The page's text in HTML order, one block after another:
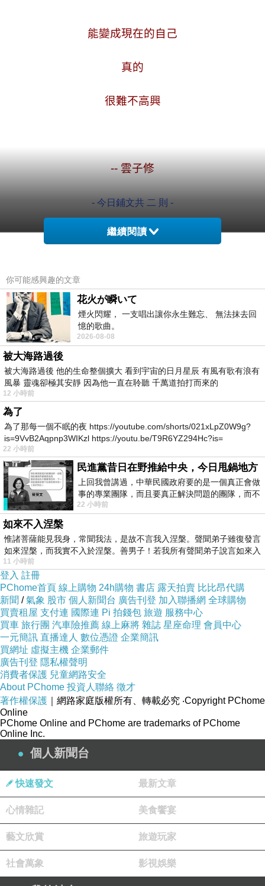
能變成現在的自己
真的
很難不高興
-- 雲子修
- 今日鋪文共 二 則 -
圖文原創，請勿轉載抄襲
.
上一篇：天天玩著虛假的遊戲
下一篇：弱者 才需要 證明自己
繼續閱讀
你可能感興趣的文章
花火が瞬いて
煙火閃耀， 一支唱出讓你永生難忘、 無法抹去回
憶的歌曲。
2026-08-08
被大海路過後
被大海路過後 他的生命整個擴大 看到宇宙的日月星辰 有風有歌有浪有
風暴 靈魂卻極其安靜 因為他一直在聆聽 千萬道拍打而來的
12 小時前
為了
為了那每一個不眠的夜 https://youtube.com/shorts/021xLpZ0W9g?
is=9VvB2Aqpnp3WIKzl https://youtu.be/T9R6YZ294Hc?is=
22 小時前
民進黨昔日在野推給中央，今日甩鍋地方
上回我曾講過，中華民國政府要的是一個真正會做
事的專業團隊，而且要真正解決問題的團隊，而不
是只會到處甩鍋的雙標團隊，最近民進黨
22 小時前
如來不入涅槃
惟諸菩薩能見我身，常聞我法，是故不言我入涅槃。聲聞弟子雖復發言
如來涅槃，而我實不入於涅槃。善男子！若我所有聲聞弟子說言如來入
11 小時前
登入 註冊
PChome首頁 線上購物 24h購物 書店 露天拍賣 比比昂代購
新聞 /氣象 股市 個人新聞台 廣告刊登 加入聯播網 全球購物
買賣租屋 支付連 國際連 Pi 拍錢包 旅遊 服務中心
買車 旅行團 汽車險推薦 線上麻將 雜誌 星座命理 會員中心
一元簡訊 直播達人 數位憑證 企業簡訊
買網址 虛擬主機 企業郵件
廣告刊登 隱私權聲明
消費者保護 兒童網路安全
About PChome 投資人聯絡 徵才
著作權保護 ｜網路家庭版權所有、轉載必究 ‧Copyright PChome
Online
PChome Online and PChome are trademarks of PChome
Online Inc.
個人新聞台
快速發文 最新文章
心情雜記 美食饗宴
藝文欣賞 旅遊玩家
社會萬象 影視娛樂